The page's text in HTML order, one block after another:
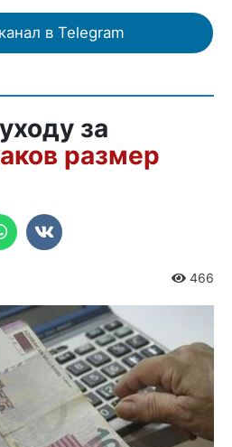
в Telegram
за
размер
466